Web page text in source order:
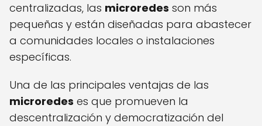
centralizadas, las microredes son más
pequeñas y están diseñadas para abastecer
a comunidades locales o instalaciones
específicas.
Una de las principales ventajas de las
microredes es que promueven la
descentralización y democratización del